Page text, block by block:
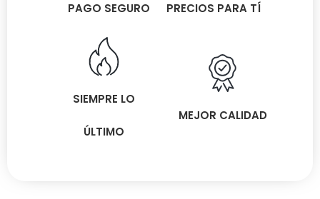
PAGO SEGURO PRECIOS PARA TÍ
SIEMPRE LO
ÚLTIMO
MEJOR CALIDAD